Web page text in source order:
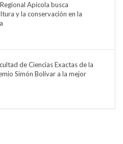
Apícola busca
y la conservación en la
de Ciencias Exactas de la
Simón Bolívar a la mejor